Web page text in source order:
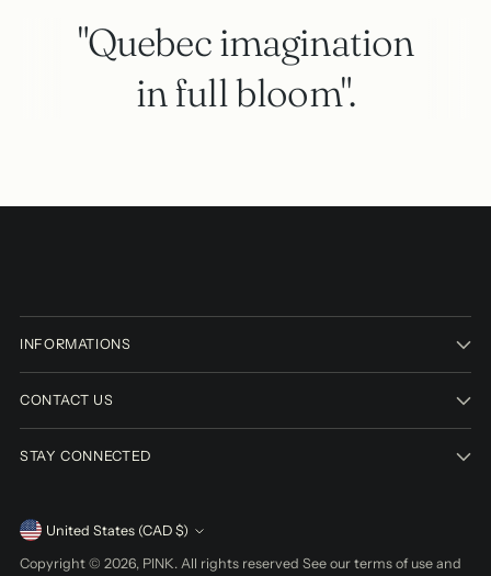
"Quebec imagination
in full bloom".
INFORMATIONS
CONTACT US
STAY CONNECTED
Currency United States (CAD $)
Copyright © 2026, PINK. All rights reserved See our terms of use and